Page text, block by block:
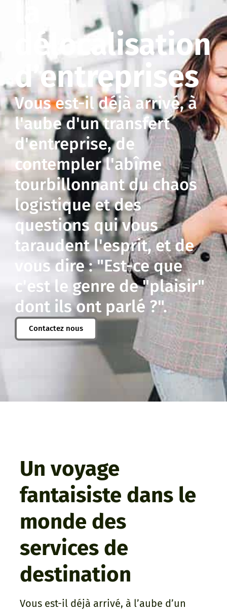
délocalisation
d’entreprises
Vous est-il déjà arrivé, à
l'aube d'un transfert
d'entreprise, de
contempler l'abîme
tourbillonnant du chaos
logistique et des
questions qui vous
taraudent l'esprit, et de
vous dire : "Est-ce que
c'est le genre de "plaisir"
dont ils ont parlé ?".
Contactez nous
Un voyage
fantaisiste dans le
monde des
services de
destination
Vous est-il déjà arrivé, à l’aube d’un